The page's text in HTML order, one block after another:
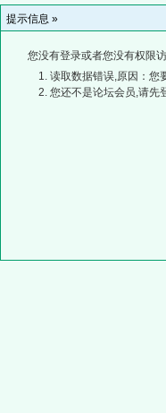
提示信息 »
您没有登录或者您没有权限
读取数据错误,原因：您
您还不是论坛会员,请先